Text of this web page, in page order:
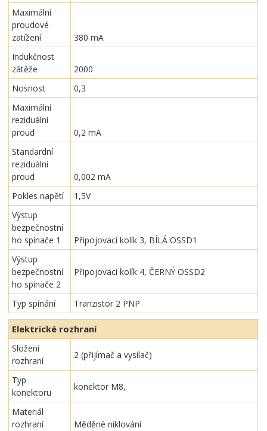
Maximální
proudové
zatížení
380 mA
Indukčnost
zátěže
2000
Nosnost
0,3
Maximální
reziduální
proud
0,2 mA
Standardní
reziduální
proud
0,002 mA
Pokles napětí
1,5V
Výstup
bezpečnostní
ho spínače 1
Připojovací kolík 3, BÍLÁ OSSD1
Výstup
bezpečnostní
ho spínače 2
Připojovací kolík 4, ČERNÝ OSSD2
Typ spínání Tranzistor 2 PNP
Elektrické rozhraní
Složení
rozhraní
2 (přijímač a vysílač)
Typ
konektoru
konektor M8,
Materiál
rozhraní
Měděné niklování